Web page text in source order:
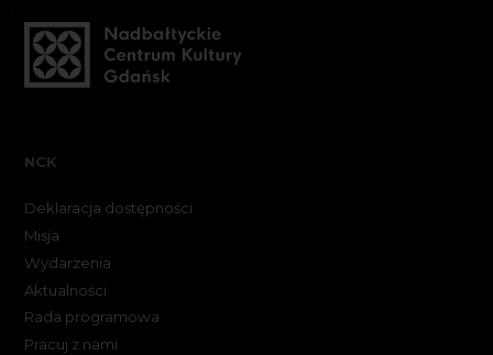
NCK
Deklaracja dostępności
Misja
Wydarzenia
Aktualności
Rada programowa
Pracuj z nami